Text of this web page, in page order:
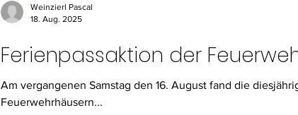
Ferienpassaktion der
Am vergangenen Samstag den 16. August fand die
Feuerwehrhäusern...
Weinzierl Pascal
18. Aug. 2025